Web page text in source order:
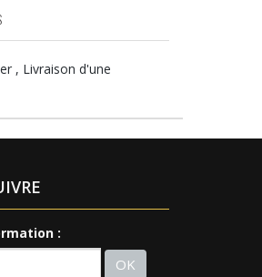
, Livraison d'une
:
OK